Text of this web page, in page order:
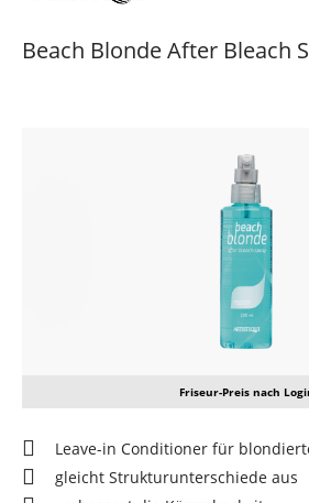
Beach Blonde After Bleach
Friseur-Preis nach
Leave-in Conditioner für
gleicht Strukturunterschiede aus